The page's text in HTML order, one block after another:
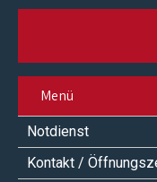
Menü
Notdienst
Kontakt /